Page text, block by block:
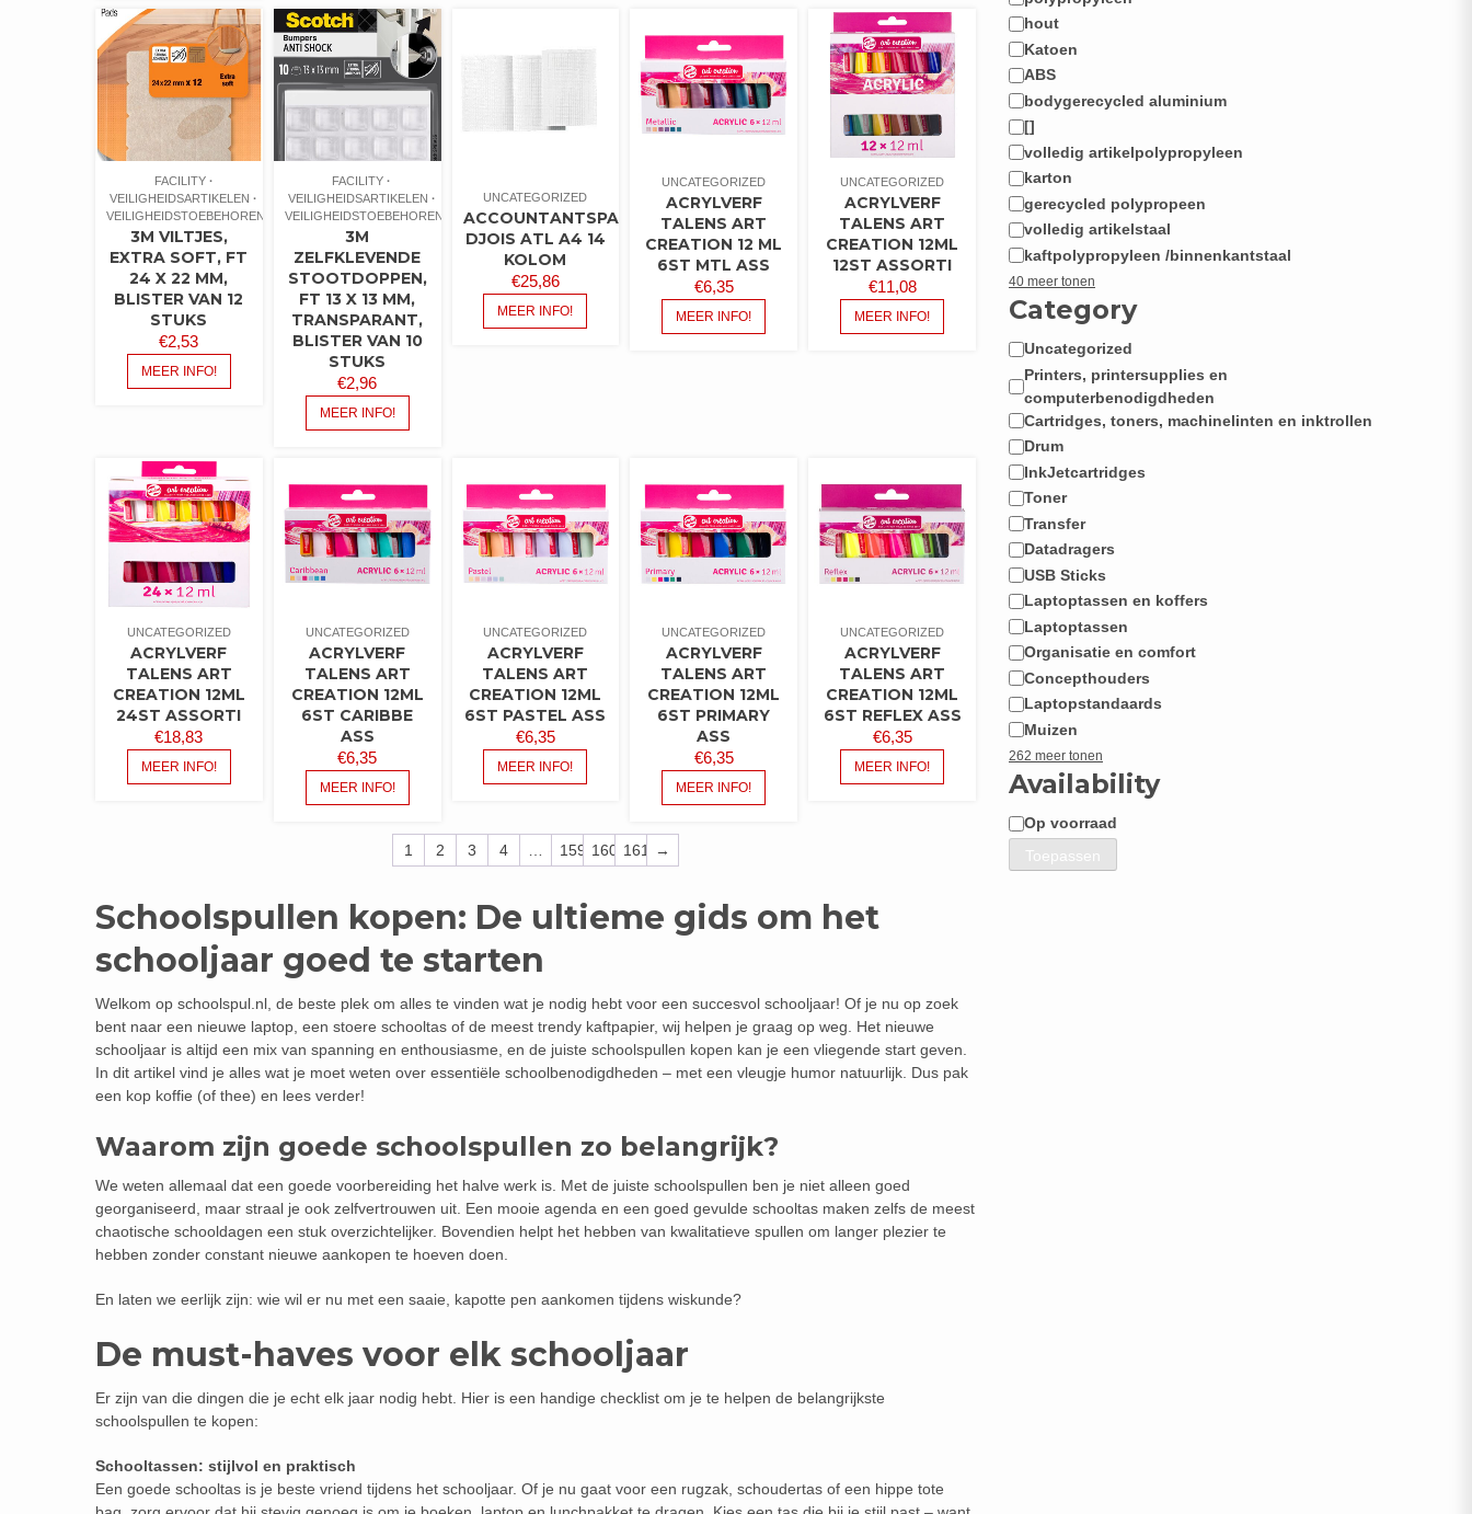
FACILITY
VEILIGHEIDSARTIKELEN
VEILIGHEIDSTOEBEHOREN
3M VILTJES,
EXTRA SOFT, FT
24 X 22 MM,
BLISTER VAN 12
STUKS
€2,53
MEER INFO!
FACILITY
VEILIGHEIDSARTIKELEN
VEILIGHEIDSTOEBEHOREN
3M
ZELFKLEVENDE
STOOTDOPPEN,
FT 13 X 13 MM,
TRANSPARANT,
BLISTER VAN 10
STUKS
€2,96
MEER INFO!
UNCATEGORIZED
ACCOUNTANTSPAPIER
DJOIS ATL A4 14
KOLOM
€25,86
MEER INFO!
UNCATEGORIZED
ACRYLVERF
TALENS ART
CREATION 12 ML
6ST MTL ASS
€6,35
MEER INFO!
UNCATEGORIZED
ACRYLVERF
TALENS ART
CREATION 12ML
12ST ASSORTI
€11,08
MEER INFO!
UNCATEGORIZED
ACRYLVERF
TALENS ART
CREATION 12ML
24ST ASSORTI
€18,83
MEER INFO!
UNCATEGORIZED
ACRYLVERF
TALENS ART
CREATION 12ML
6ST CARIBBE
ASS
€6,35
MEER INFO!
UNCATEGORIZED
ACRYLVERF
TALENS ART
CREATION 12ML
6ST PASTEL ASS
€6,35
MEER INFO!
UNCATEGORIZED
ACRYLVERF
TALENS ART
CREATION 12ML
6ST PRIMARY
ASS
€6,35
MEER INFO!
UNCATEGORIZED
ACRYLVERF
TALENS ART
CREATION 12ML
6ST REFLEX ASS
€6,35
MEER INFO!
1 2 3 4 159 160 161 →
Schoolspullen kopen: De ultieme gids om het
schooljaar goed te starten
Welkom op schoolspul.nl, de beste plek om alles te vinden wat je nodig hebt voor een succesvol schooljaar! Of je nu op zoek
bent naar een nieuwe laptop, een stoere schooltas of de meest trendy kaftpapier, wij helpen je graag op weg. Het nieuwe
schooljaar is altijd een mix van spanning en enthousiasme, en de juiste schoolspullen kopen kan je een vliegende start geven.
In dit artikel vind je alles wat je moet weten over essentiële schoolbenodigdheden – met een vleugje humor natuurlijk. Dus pak
een kop koffie (of thee) en lees verder!
Waarom zijn goede schoolspullen zo belangrijk?
We weten allemaal dat een goede voorbereiding het halve werk is. Met de juiste schoolspullen ben je niet alleen goed
georganiseerd, maar straal je ook zelfvertrouwen uit. Een mooie agenda en een goed gevulde schooltas maken zelfs de meest
chaotische schooldagen een stuk overzichtelijker. Bovendien helpt het hebben van kwalitatieve spullen om langer plezier te
hebben zonder constant nieuwe aankopen te hoeven doen.
En laten we eerlijk zijn: wie wil er nu met een saaie, kapotte pen aankomen tijdens wiskunde?
De must-haves voor elk schooljaar
Er zijn van die dingen die je echt elk jaar nodig hebt. Hier is een handige checklist om je te helpen de belangrijkste
schoolspullen te kopen:
Schooltassen: stijlvol en praktisch
Een goede schooltas is je beste vriend tijdens het schooljaar. Of je nu gaat voor een rugzak, schoudertas of een hippe tote
hout
Katoen
ABS
bodygerecycled aluminium
[]
volledig artikelpolypropyleen
karton
gerecycled polypropeen
volledig artikelstaal
kaftpolypropyleen /binnenkantstaal
40 meer tonen
Category
Categorie
Uncategorized
Printers, printersupplies en
computerbenodigdheden
Cartridges, toners, machinelinten en inktrollen
Drum
InkJetcartridges
Toner
Transfer
Datadragers
USB Sticks
Laptoptassen en koffers
Laptoptassen
Organisatie en comfort
Concepthouders
Laptopstandaards
Muizen
262 meer tonen
Availability
Beschikbaarheid
Op voorraad
Toepassen